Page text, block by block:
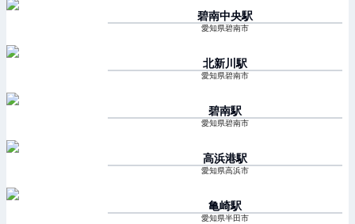
碧南中央駅
愛知県碧南市
北新川 駅
愛知県碧南市
碧南駅
愛知県碧南市
高浜港駅
愛知県高浜市
亀崎駅
愛知県半田市